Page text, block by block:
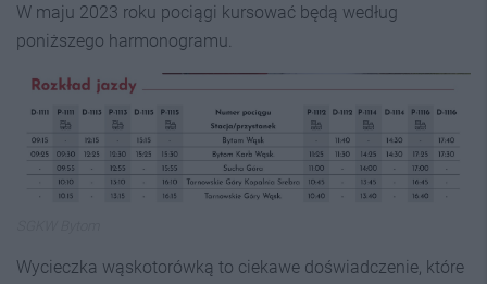
W maju 2023 roku pociągi kursować będą według
poniższego harmonogramu.
Wycieczka wąskotorówką to ciekawe doświadczenie, które